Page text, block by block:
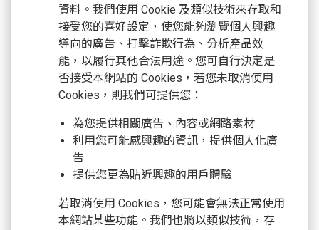
資料。我們使用 Cookie 及類似技術來存取和
接受您的喜好設定，使您能夠瀏覽個人興趣
導向的廣告、打擊詐欺行為、分析產品效
能，以履行其他合法用途。您可自行決定是
否接受本網站的 Cookies，若您未取消使用
Cookies，則我們可提供您：
為您提供相關廣告、內容或網路素材
利用您可能感興趣的資訊，提供個人化廣
告
提供您更為貼近興趣的用戶體驗
若取消使用 Cookies，您可能會無法正常使用
本網站某些功能。我們也將以類似技術，存